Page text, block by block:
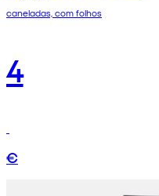
caneladas, com folhos
4
€